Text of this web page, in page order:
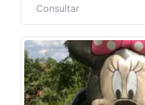
Consultar